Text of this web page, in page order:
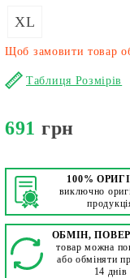
XL
Щоб замовити товар
Таблиця Розмірів
691 грн
100%
виключно
ОБМІН,
товар можна
або обміняти
14 днів